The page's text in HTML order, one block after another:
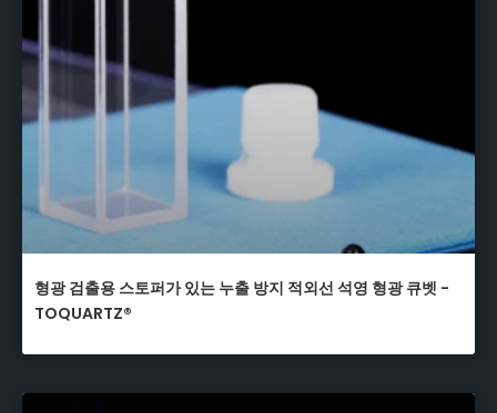
형광 검출용 스토퍼가 있는 누출 방지 적외선 석영 형광 큐벳 -
TOQUARTZ®